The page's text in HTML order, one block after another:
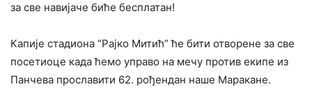
за све навијаче биће бесплатан!
Капије стадиона “Рајко Митић” ће бити отворене за све
посетиоце када ћемо управо на мечу против екипе из
Панчева прославити 62. рођендан наше Маракане.